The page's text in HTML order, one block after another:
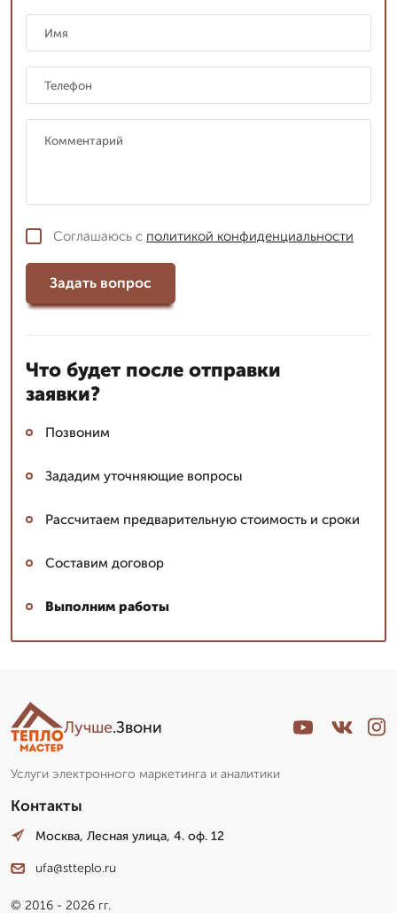
Соглашаюсь с политикой конфиденциальности
Задать вопрос
Что будет после отправки
заявки?
Позвоним
Зададим уточняющие вопросы
Рассчитаем предварительную стоимость и сроки
Составим договор
Выполним работы
Лучше.Звони
Услуги электронного маркетинга и аналитики
Контакты
Москва, Лесная улица, 4. оф. 12
ufa@stteplo.ru
© 2016 - 2026 гг.